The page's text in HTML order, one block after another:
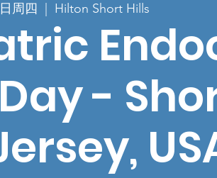
周四 Hilton Short Hills
-